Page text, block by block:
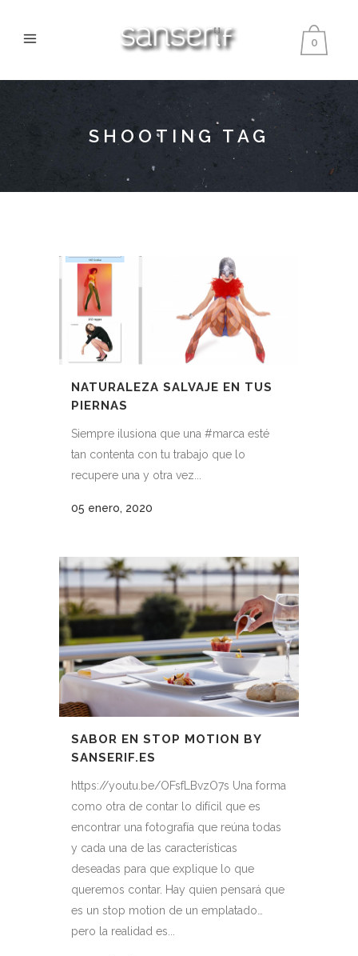
0
SHOOTING TAG
NATURALEZA SALVAJE EN TUS
PIERNAS
Siempre ilusiona que una #marca esté
tan contenta con tu trabajo que lo
recupere una y otra vez...
05 enero, 2020
SABOR EN STOP MOTION BY
SANSERIF.ES
https://youtu.be/OFsfLBvzO7s Una forma
como otra de contar lo difícil que es
encontrar una fotografía que reúna todas
y cada una de las características
deseadas para que explique lo que
queremos contar. Hay quien pensará que
es un stop motion de un emplatado…
pero la realidad es...